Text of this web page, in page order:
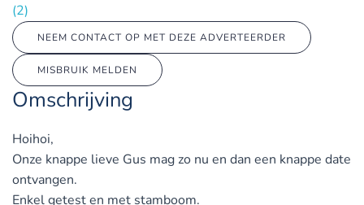
(2)
NEEM CONTACT OP MET DEZE ADVERTEERDER
MISBRUIK MELDEN
Omschrijving
Hoihoi,
Onze knappe lieve Gus mag zo nu en dan een knappe date
ontvangen.
Enkel getest en met stamboom.